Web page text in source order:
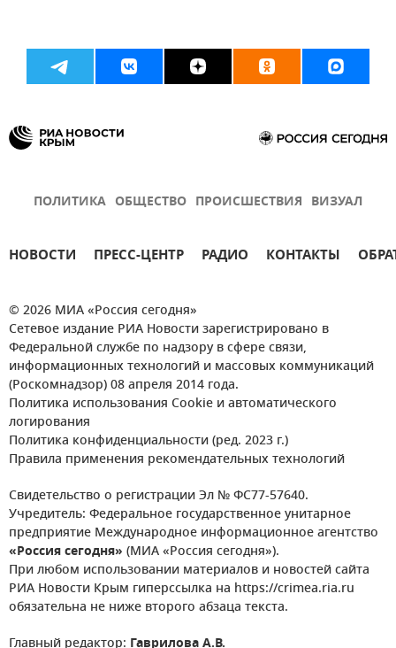
ПОЛИТИКА ОБЩЕСТВО ПРОИСШЕСТВИЯ ВИЗУАЛ
НОВОСТИ ПРЕСС-ЦЕНТР РАДИО КОНТАКТЫ
© 2026 МИА «Россия сегодня»
Сетевое издание РИА Новости зарегистрировано в
Федеральной службе по надзору в сфере связи,
информационных технологий и массовых коммуникаций
(Роскомнадзор) 08 апреля 2014 года.
Политика использования Cookie и автоматического
логирования
Политика конфиденциальности (ред. 2023 г.)
Правила применения рекомендательных технологий
Свидетельство о регистрации Эл № ФС77-57640.
Учредитель: Федеральное государственное унитарное
предприятие Международное информационное агентство
«Россия сегодня» (МИА «Россия сегодня»).
При любом использовании материалов и новостей сайта
РИА Новости Крым гиперссылка на https://crimea.ria.ru
обязательна не ниже второго абзаца текста.